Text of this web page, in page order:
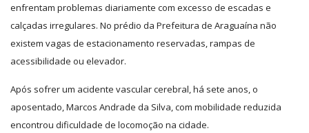
enfrentam problemas diariamente com excesso de escadas e
calçadas irregulares. No prédio da Prefeitura de Araguaína não
existem vagas de estacionamento reservadas, rampas de
acessibilidade ou elevador.
Após sofrer um acidente vascular cerebral, há sete anos, o
aposentado, Marcos Andrade da Silva, com mobilidade reduzida
encontrou dificuldade de locomoção na cidade.